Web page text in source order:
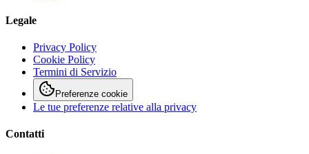
Legale
Privacy Policy
Cookie Policy
Termini di Servizio
Preferenze cookie
Le tue preferenze relative alla privacy
Contatti